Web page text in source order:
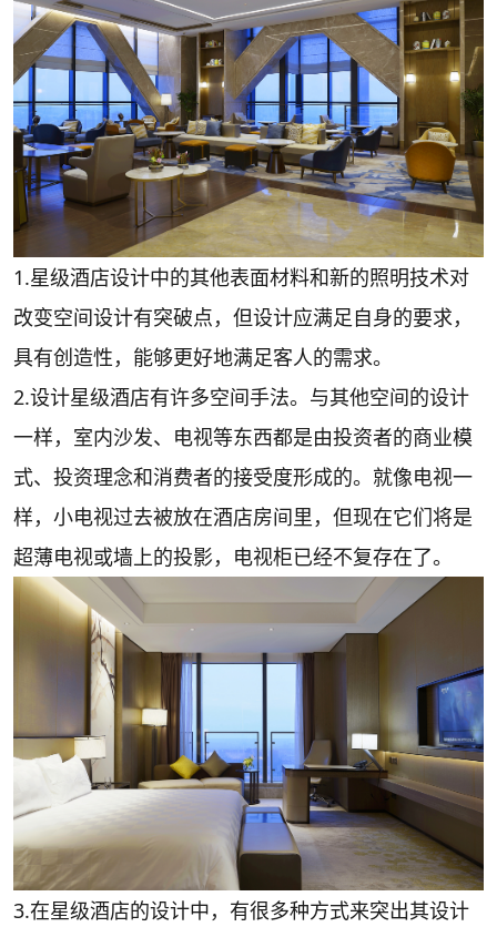
1.星级酒店设计中的其他表面材料和新的照明技术对
改变空间设计有突破点，但设计应满足自身的要求，
具有创造性，能够更好地满足客人的需求。
2.设计星级酒店有许多空间手法。与其他空间的设计
一样，室内沙发、电视等东西都是由投资者的商业模
式、投资理念和消费者的接受度形成的。就像电视一
样，小电视过去被放在酒店房间里，但现在它们将是
超薄电视或墙上的投影，电视柜已经不复存在了。
3.在星级酒店的设计中，有很多种方式来突出其设计